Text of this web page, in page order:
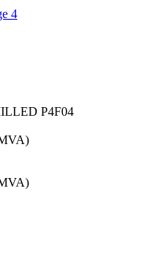
P4F04